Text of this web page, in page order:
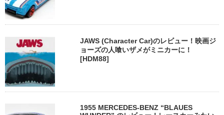
JAWS (Character Car)のレビュー！映画ジ
ョーズの人喰いザメがミニカーに！
[HDM88]
1955 MERCEDES-BENZ “BLAUES